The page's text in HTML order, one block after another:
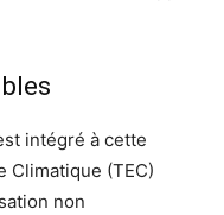
intégré à cette
Climatique (TEC)
non